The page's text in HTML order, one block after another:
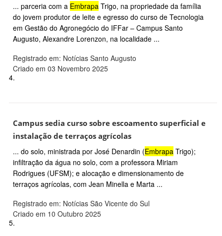
... parceria com a Embrapa Trigo, na propriedade da família
do jovem produtor de leite e egresso do curso de Tecnologia
em Gestão do Agronegócio do IFFar – Campus Santo
Augusto, Alexandre Lorenzon, na localidade ...
Registrado em: Notícias Santo Augusto
Criado em 03 Novembro 2025
4.
Campus sedia curso sobre escoamento superficial e
instalação de terraços agrícolas
... do solo, ministrada por José Denardin (Embrapa Trigo);
infiltração da água no solo, com a professora Miriam
Rodrigues (UFSM); e alocação e dimensionamento de
terraços agrícolas, com Jean Minella e Marta ...
Registrado em: Notícias São Vicente do Sul
Criado em 10 Outubro 2025
5.